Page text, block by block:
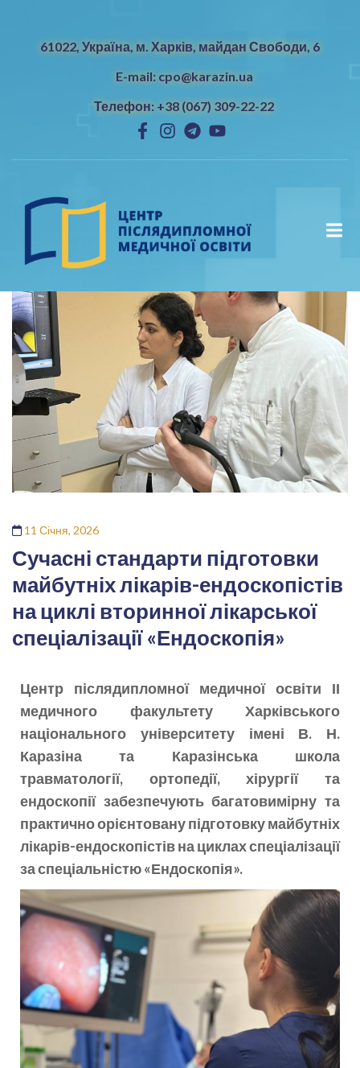
61022, Україна, м. Харків, майдан Свободи, 6
E-mail: cpo@karazin.ua
Телефон: +38 (067) 309-22-22
11 Січня, 2026
Сучасні стандарти підготовки
майбутніх лікарів-ендоскопістів
на циклі вторинної лікарської
спеціалізації «Ендоскопія»
Центр післядипломної медичної освіти ІІ
медичного факультету Харківського
національного університету імені В. Н.
Каразіна та Каразінська школа
травматології, ортопедії, хірургії та
ендоскопії забезпечують багатовимірну та
практично орієнтовану підготовку майбутніх
лікарів-ендоскопістів на циклах спеціалізації
за спеціальністю «Ендоскопія».